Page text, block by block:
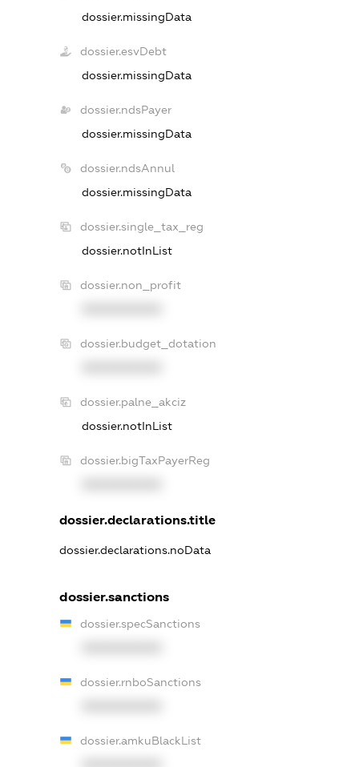
dossier.missingData
dossier.esvDebt
dossier.missingData
dossier.ndsPayer
dossier.missingData
dossier.ndsAnnul
dossier.missingData
dossier.single_tax_reg
dossier.notInList
dossier.non_profit
dossier.budget_dotation
dossier.palne_akciz
dossier.notInList
dossier.bigTaxPayerReg
dossier.declarations.title
dossier.declarations.noData
dossier.sanctions
dossier.specSanctions
dossier.rnboSanctions
dossier.amkuBlackList